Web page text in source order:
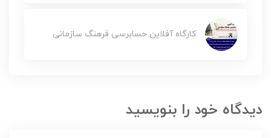
کارگاه آفلاین حسابرسی فرهنگ سازمانی
دیدگاه خود را بنویسید